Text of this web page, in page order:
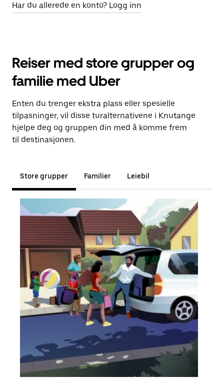
Har du allerede en konto? Logg inn
Reiser med store grupper og
familie med Uber
Enten du trenger ekstra plass eller spesielle
tilpasninger, vil disse turalternativene i Knutange
hjelpe deg og gruppen din med å komme frem
til destinasjonen.
Store grupper Familier Leiebil